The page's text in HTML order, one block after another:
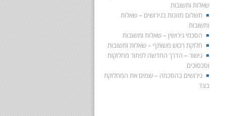
שאלות ותשובות
תשלום מזונות בגירושים – שאלות
ותשובות
הסכמי גירושין – שאלות ותשובות
חלוקת רכוש משותף – שאלות ותשובות
גישור – הדרך החדשה לפתור מחלוקות
וסכסוכים
גירושים בהסכמה – שמים את המחלוקת
בצד